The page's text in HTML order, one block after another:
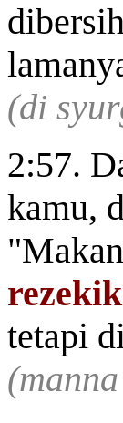
(di
2:57.
kamu,
tetapi